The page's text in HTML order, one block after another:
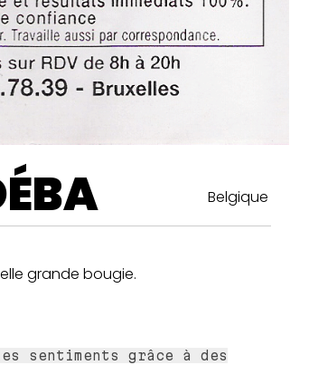
Belgique
grande bougie.
sentiments grâce à des